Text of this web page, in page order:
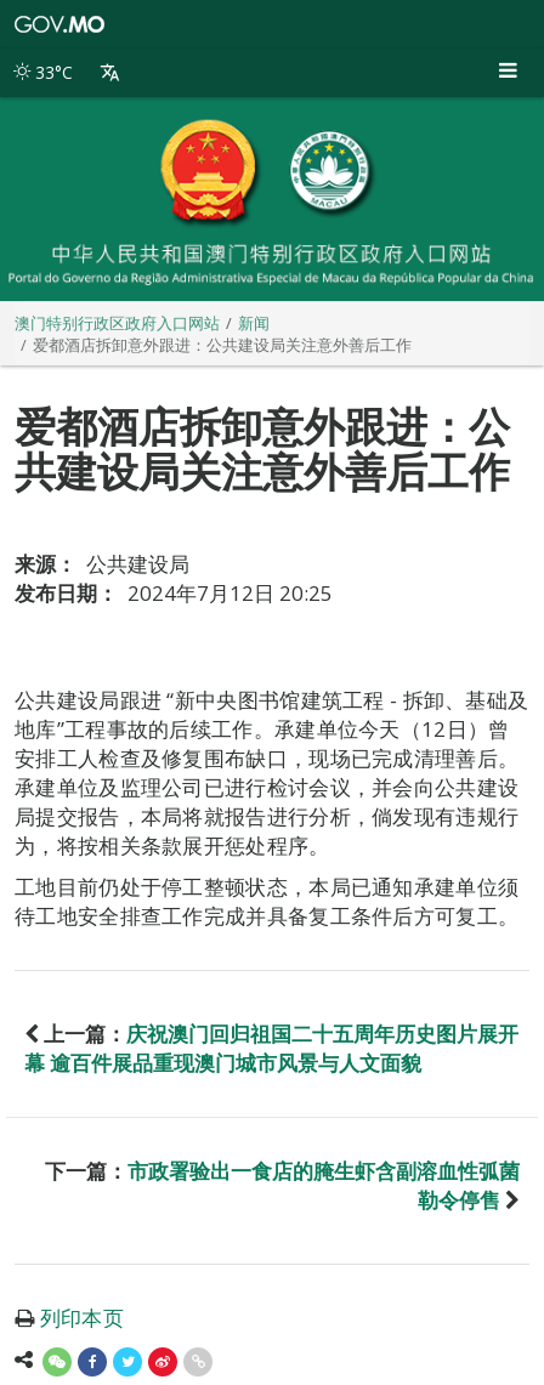
别
33°C
澳门特别行政区政府入口网站
新闻
爱都酒店拆卸意外跟进：公共建设局关注意外善后工作
爱都酒店拆卸意外跟进：公
共建设局关注意外善后工作
来源：
公共建设局
发布日期：
2024年7月12日 20:25
公共建设局跟进 “新中央图书馆建筑工程 - 拆卸、基础及
地库”工程事故的后续工作。承建单位今天（12日）曾
安排工人检查及修复围布缺口，现场已完成清理善后。
承建单位及监理公司已进行检讨会议，并会向公共建设
局提交报告，本局将就报告进行分析，倘发现有违规行
为，将按相关条款展开惩处程序。
工地目前仍处于停工整顿状态，本局已通知承建单位须
待工地安全排查工作完成并具备复工条件后方可复工。
上一篇： 庆祝澳门回归祖国二十五周年历史图片展开
幕 逾百件展品重现澳门城市风景与人文面貌
下一篇： 市政署验出一食店的腌生虾含副溶血性弧菌
勒令停售
列印本页